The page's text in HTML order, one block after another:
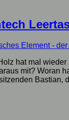
Element -
hat mal
mit? Woran
Bastian,